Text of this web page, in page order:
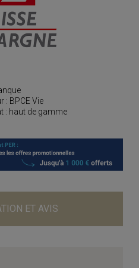
: BPCE Vie
: haut de gamme
ET AVIS